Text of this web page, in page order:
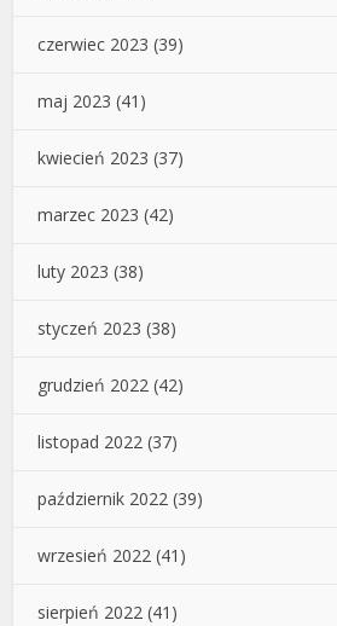
czerwiec 2023 (39)
maj 2023 (41)
kwiecień 2023 (37)
marzec 2023 (42)
luty 2023 (38)
styczeń 2023 (38)
grudzień 2022 (42)
listopad 2022 (37)
październik 2022 (39)
wrzesień 2022 (41)
sierpień 2022 (41)